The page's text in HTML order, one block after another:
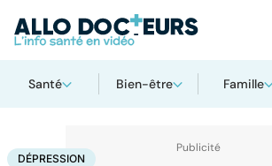
Santé Bien-être Famille
AccueilSantéMaladies Dépression
DÉPRESSION